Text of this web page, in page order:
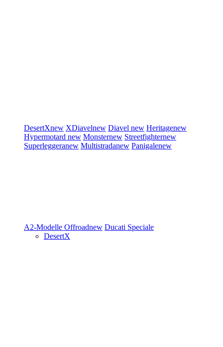
DesertXnew XDiavelnew Diavel new Heritagenew
Hypermotard new Monsternew Streetfighternew
Superleggeranew Multistradanew Panigalenew
A2-Modelle Offroadnew Ducati Speciale
DesertX